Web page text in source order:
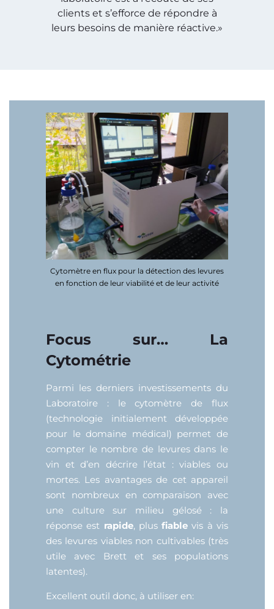
clients et s’efforce de répondre à
leurs besoins de manière réactive.»
Cytomètre en flux pour la détection des levures
en fonction de leur viabilité et de leur activité
Focus sur… La
Cytométrie
Parmi les derniers investissements du
Laboratoire : le cytomètre de flux
(technologie initialement développée
pour le domaine médical) permet de
compter le nombre de levures dans le
vin et d’en décrire l’état : viables ou
mortes. Les avantages de cet appareil
sont nombreux en comparaison avec
une culture sur milieu gélosé : la
réponse est rapide, plusfiable vis à vis
des levures viables non cultivables (très
utile avec Brett et ses populations
latentes).
Excellent outil donc, à utiliser en: